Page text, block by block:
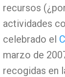
recursos
actividades
celebrado el
marzo de
recogidas en